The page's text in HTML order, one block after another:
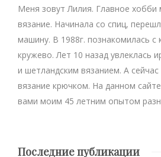
Меня зовут Лилия. Главное хобби
вязание. Начинала со спиц,
машину. В 1988г. познакомилась
кружево. Лет 10 назад увлеклась
и шетландским вязанием. А
вязание крючком. На данном
вами моим 45 летним опытом
Последние публикации